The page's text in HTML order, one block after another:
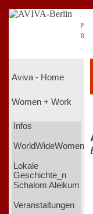
P
R
Aviva - Home
Women + Work
Infos
WorldWideWomen
Lokale
Geschichte_n
Schalom Aleikum
Veranstaltungen